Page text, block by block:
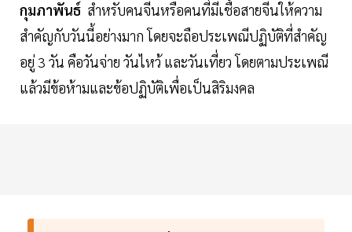
กุมภาพันธ์ สำหรับคนจีนหรือคนที่มีเชื้อสายจีนให้ความ
สำคัญกับวันนี้อย่างมาก โดยจะถือประเพณีปฏิบัติที่สำคัญ
อยู่ 3 วัน คือวันจ่าย วันไหว้ และวันเที่ยว โดยตามประเพณี
แล้วมีข้อห้ามและข้อปฏิบัติเพื่อเป็นสิริมงคล